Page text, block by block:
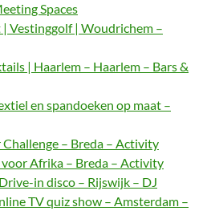
Spaces
Vestinggolf | Woudrichem –
| Haarlem – Haarlem – Bars &
en spandoeken op maat –
– Breda – Activity
Afrika – Breda – Activity
in disco – Rijswijk – DJ
TV quiz show – Amsterdam –